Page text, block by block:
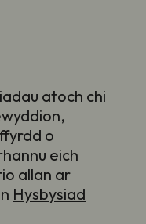
atoch chi
o
eich
allan ar
Hysbysiad